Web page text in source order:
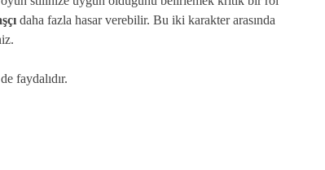
daha fazla hasar verebilir. Bu iki karakter arasında
faydalıdır.